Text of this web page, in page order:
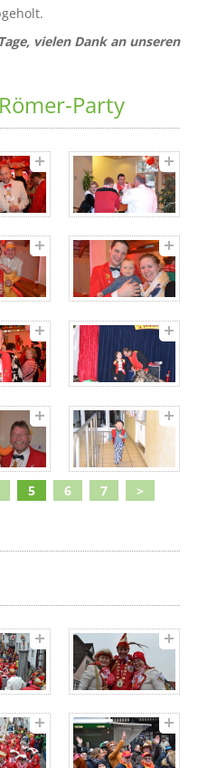
vielen Dank an unseren
Party
5 6 7 >